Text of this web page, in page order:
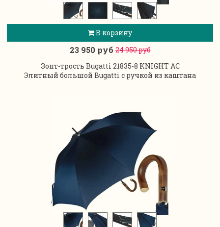
В корзину
23 950 руб24 950 руб
Зонт-трость Bugatti 21835-8 KNIGHT AC
Элитный большой Bugatti с ручкой из каштана